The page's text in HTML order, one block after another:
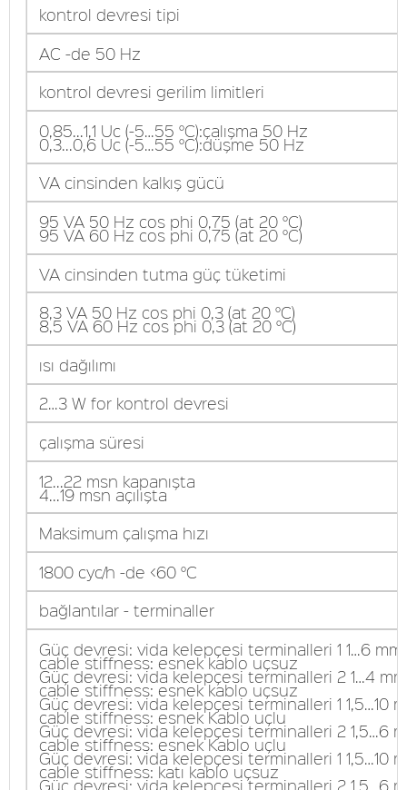
kontrol devresi tipi
AC -de 50 Hz
kontrol devresi gerilim limitleri
0,85...1,1 Uc (-5…55 °C):çalışma 50 Hz
0,3...0,6 Uc (-5…55 °C):düşme 50 Hz
VA cinsinden kalkış gücü
95 VA 50 Hz cos phi 0,75 (at 20 °C)
95 VA 60 Hz cos phi 0,75 (at 20 °C)
VA cinsinden tutma güç tüketimi
8,3 VA 50 Hz cos phi 0,3 (at 20 °C)
8,5 VA 60 Hz cos phi 0,3 (at 20 °C)
ısı dağılımı
2…3 W for kontrol devresi
çalışma süresi
12...22 msn kapanışta
4...19 msn açılışta
Maksimum çalışma hızı
1800 cyc/h -de <60 °C
bağlantılar - terminaller
Güç devresi: vida kelepçesi terminalleri 1 1…6
cable stiffness: esnek kablo uçsuz
Güç devresi: vida kelepçesi terminalleri 2 1…4
cable stiffness: esnek kablo uçsuz
Güç devresi: vida kelepçesi terminalleri 1 1,5…10
cable stiffness: esnek Kablo uçlu
Güç devresi: vida kelepçesi terminalleri 2 1,5…6
cable stiffness: esnek Kablo uçlu
Güç devresi: vida kelepçesi terminalleri 1 1,5…10
cable stiffness: katı kablo uçsuz
Güç devresi: vida kelepçesi terminalleri 2 1,5…6